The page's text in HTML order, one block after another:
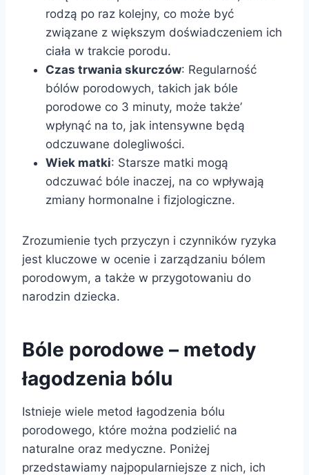
rodzą po raz kolejny, co może być
związane z większym doświadczeniem ich
ciała w trakcie porodu.
Czas trwania skurczów: Regularność
bólów porodowych, takich jak bóle
porodowe co 3 minuty, może także’
wpłynąć na to, jak intensywne będą
odczuwane dolegliwości.
Wiek matki: Starsze matki mogą
odczuwać bóle inaczej, na co wpływają
zmiany hormonalne i fizjologiczne.
Zrozumienie tych przyczyn i czynników ryzyka
jest kluczowe w ocenie i zarządzaniu bólem
porodowym, a także w przygotowaniu do
narodzin dziecka.
Bóle porodowe – metody
łagodzenia bólu
Istnieje wiele metod łagodzenia bólu
porodowego, które można podzielić na
naturalne oraz medyczne. Poniżej
przedstawiamy najpopularniejsze z nich, ich